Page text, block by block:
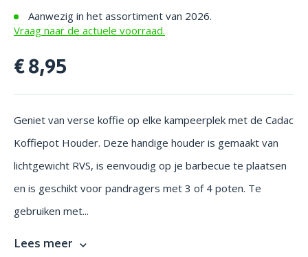
Aanwezig in het assortiment van 2026.
Vraag naar de actuele voorraad.
€ 8,95
Geniet van verse koffie op elke kampeerplek met de Cadac
Koffiepot Houder. Deze handige houder is gemaakt van
lichtgewicht RVS, is eenvoudig op je barbecue te plaatsen
en is geschikt voor pandragers met 3 of 4 poten. Te
gebruiken met...
Lees meer